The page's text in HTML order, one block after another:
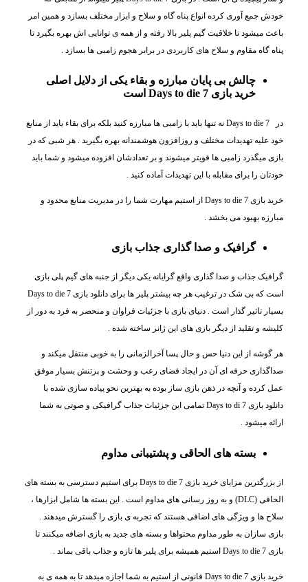
خودش جمع آوری کرده انواع پناه گاه و سلاح و ابزار مختلف بسازد و همین امر
باعث میشود تا خلاقیت گیم پلیر بالا رفته و از همه ی توانایی اش بهره بگیرد تا
پناه گاه مقاوم و سلاح های کاربردی در برابر هجوم زامبی ها بسازد .
چالش بی پایان مبارزه و بقاء یکی از دلایل اصلی
خرید بازی Days to die 7 است
در Days to die 7 نه تنها باید با زامبی ها مبارزه کنید بلکه برای بقاء باید از منابع
خود علیه تهدیدات مختلف و روزافزون هوشمندانه بهره بگیرید . هر شبی که در
بازی میگذرد زامبی ها قویتر میشوند و بر تعدادشان افزوده میشود و شما باید
خودتان را برای مقابله با این تهدیدات آماده کنید .
خرید بازی Days to die 7 از استیم مهارت شما را در مدیریت منابع محدود و
مبارزه بهبود می بخشد .
گرافیک و صدا گذاری جذاب بازی
گرافیک جذاب و صدا گذاری واقع گرایانه یکی دیگر از جنبه های گیم پلی بازی
است که بی شک در ترغیب هر چه بیشتر پلیر ها برای دانلود بازی Days to die 7
بسیار تاثیر گذار است . دنیای بازی با جزئیات فراوان و منحصر به فرد به دور از
کلیشه و تقلید از دیگر بازی های این ژانر ساخته شده .
هر گوشه از این دنیا حس و حال پسا آخرالزمانی را به خوبی منتقل میکند و
صداگذاری حرفه ای آن در ایجاد فضای رعب و وحشت و پرتنش بسیار موفق
عمل کرده و آنچه در ذهن بازی ساز بوده به بهترین نحو پیاده سازی شده با
دانلود بازی Days to di 7 تمامی این جزئیات جذاب گرافیکی و صوتی به شما
ارائه میشود .
بسته های الحاقی و پشتیبانی مداوم
از بزرگترین مزایای خرید بازی Days to die 7 برای استیم دسترسی به بسته های
الحاقی (DLC) و به روز رسانی های مداوم است . این بسته ها شامل ابزارها ،
سلاح ها و ویژگی های اضافی هستند که تجربه ی بازی را گسترش میدهند .
بازی سازان به طور مداوم محتواها و بسته های جدید به بازی اضافه میکنند تا
بازی Days to die 7 استیم همیشه برای پلیر ها تازه و جذاب باقی بماند .
خرید بازی Days to die 7 قانونی از استیم به شما اجازه میدهد تا به همه ی به